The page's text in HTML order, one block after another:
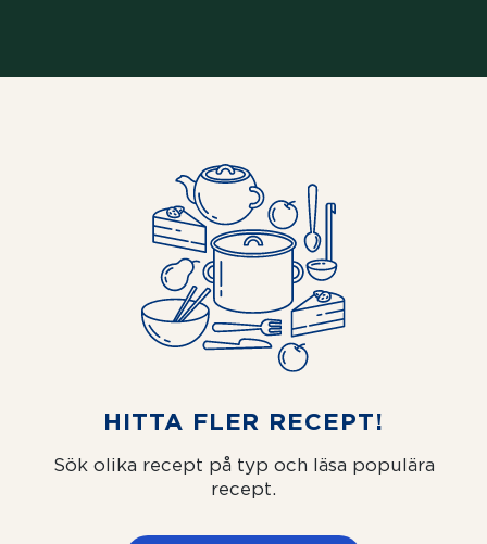
HITTA FLER RECEPT!
Sök olika recept på typ och läsa populära
recept.